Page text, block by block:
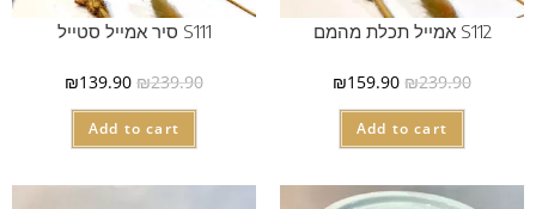
S112 אמייל תכלת מהמם
₪239.90
₪159.90
Add to cart
S111 סיר אמייל סטייל
₪239.90
₪139.90
Add to cart